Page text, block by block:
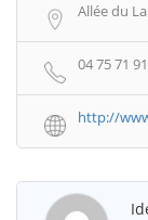
Allée du
04 75 71
http://